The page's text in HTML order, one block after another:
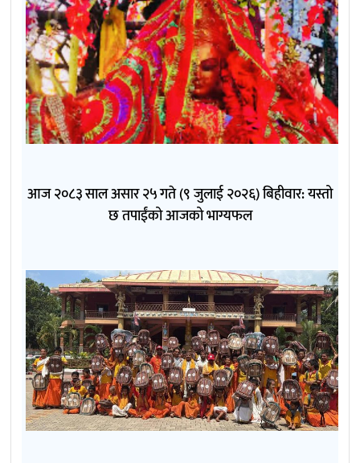
आज २०८३ साल असार २५ गते (९ जुलाई २०२६) बिहीवार: यस्तो
छ तपाईंको आजको भाग्यफल